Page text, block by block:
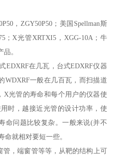
，ZGY50P50；美国Spellman斯
；X光管XRTXI5，XGG-10A；牛
。
EDXRF在几瓦，台式EDXRF仪器
WDXRF一般在几百瓦，而扫描道
X光管的寿命和每个用户的仪器使
时，越接近光管的设计功率，使
命问题比较复杂。一般来说(并不
就相对要短一些。
，端窗管等等，从靶的结构上可